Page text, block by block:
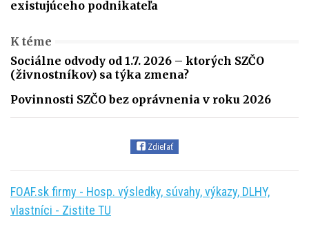
existujúceho podnikateľa
K téme
Sociálne odvody od 1.7. 2026 – ktorých SZČO
(živnostníkov) sa týka zmena?
Povinnosti SZČO bez oprávnenia v roku 2026
Zdieľať
FOAF.sk firmy - Hosp. výsledky, súvahy, výkazy, DLHY,
vlastníci - Zistite TU